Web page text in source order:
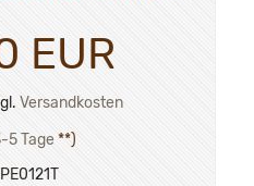
EUR
Versandkosten
5 Tage **)